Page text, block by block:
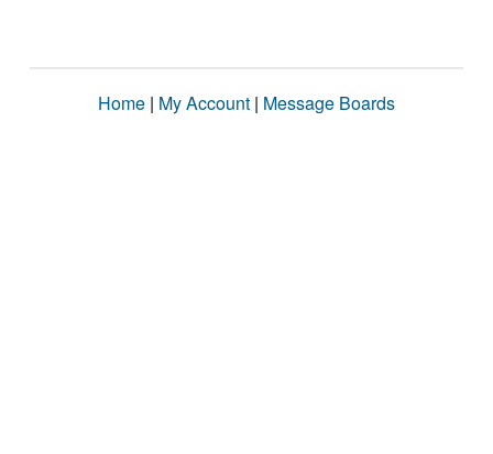
Home | My Account | Message Boards